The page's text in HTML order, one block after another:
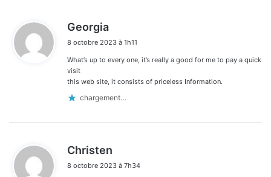
Georgia
t
8 octobre 2023 à 1h11
What’s up to every one, it’s really a good for me to pay a quick
visit
this web site, it consists of priceless Information.
chargement…
Christen
t
8 octobre 2023 à 7h34